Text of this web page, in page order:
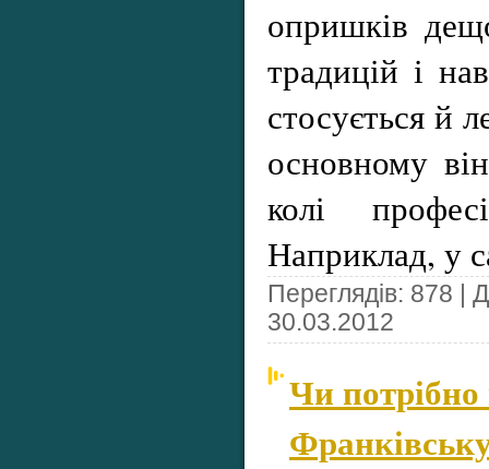
опришків
традицій і
стосується й
основному
колі
Наприклад, у
Переглядів: 878 |
30.03.2012
Чи